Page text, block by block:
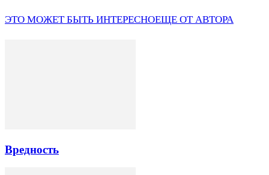
ЭТО МОЖЕТ БЫТЬ ИНТЕРЕСНОЕЩЕ ОТ АВТОРА
Вредность